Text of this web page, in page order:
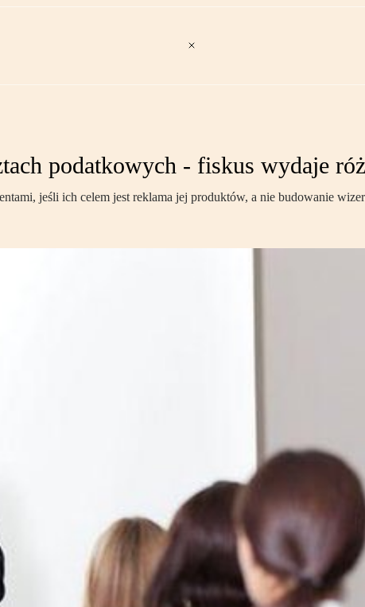
podatkowych - fiskus wydaje
jeśli ich celem jest reklama jej produktów, a nie budowanie